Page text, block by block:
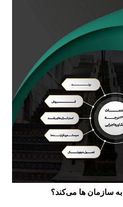
سازمان ها می‌کند؟